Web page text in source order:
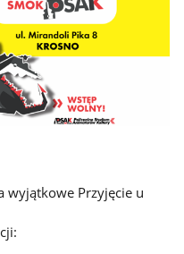
wyjątkowe Przyjęcie u